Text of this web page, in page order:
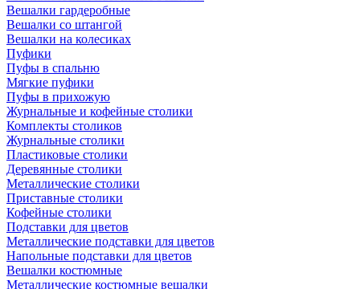
Вешалки гардеробные
Вешалки со штангой
Вешалки на колесиках
Пуфики
Пуфы в спальню
Мягкие пуфики
Пуфы в прихожую
Журнальные и кофейные столики
Комплекты столиков
Журнальные столики
Пластиковые столики
Деревянные столики
Металлические столики
Приставные столики
Кофейные столики
Подставки для цветов
Металлические подставки для цветов
Напольные подставки для цветов
Вешалки костюмные
Металлические костюмные вешалки